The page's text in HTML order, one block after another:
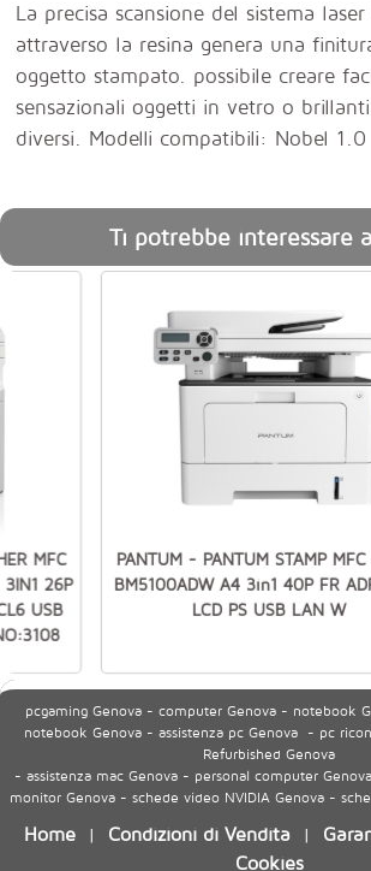
La precisa scansione del sistema
attraverso la resina genera una
oggetto stampato. possibile creare
sensazionali oggetti in vetro o
diversi. Modelli compatibili: Nobel 1.0
Ti potrebbe interessare
MFC
3IN1 26P
USB
PANTUM - PANTUM STAMP MFC
BM5100ADW A4 3in1 40P FR
LCD PS USB LAN W
pcgaming Genova - computer Genova - notebook
notebook Genova - assistenza pc Genova - pc
Refurbished Genova
- assistenza mac Genova - personal computer
monitor Genova - schede video NVIDIA Genova -
Home | Condizioni di Vendita |
Cookies